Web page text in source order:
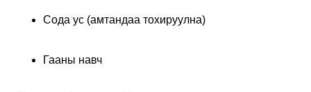
Сода ус (амтандаа тохируулна)
Гааны навч